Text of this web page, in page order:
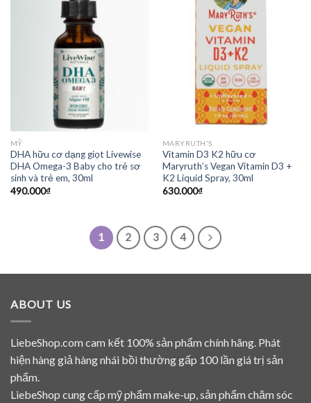
MỸ
DHA hữu cơ dạng giọt Livewise
DHA Omega-3 Baby cho trẻ sơ
sinh và trẻ em, 30ml
490.000₫
MARYRUTH'S
Vitamin D3 K2 hữu cơ
Maryruth’s Vegan Vitamin D3 +
K2 Liquid Spray, 30ml
630.000₫
1 2 3 4
ABOUT US
LiebeShop.com cam kết 100% sản phẩm chính hãng. Phát
hiện hàng giả hàng nhái bồi thường gấp 100 lần giá trị sản
phẩm.
LiebeShop cung cấp mỹ phẩm make-up, sản phẩm chăm sóc